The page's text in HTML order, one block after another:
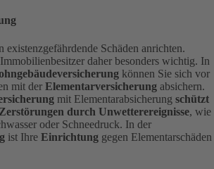
existenzgefährdende Schäden anrichten.
daher besonders wichtig. In
können Sie sich vor
mit der Elementarversicherung absichern.
mit Elementarabsicherung schützt
durch Unwetterereignisse, wie
oder Schneedruck. In der
ist Ihre Einrichtung gegen Elementarschäden